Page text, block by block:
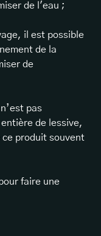
de l'eau ;
il est possible
de la
de
pas
de lessive,
ce produit souvent
faire une